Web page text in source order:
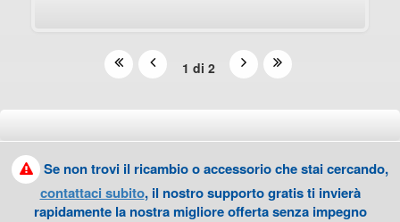
1 di 2
Se non trovi il ricambio o accessorio che stai cercando,
contattaci subito, il nostro supporto gratis ti invierà
rapidamente la nostra migliore offerta senza impegno